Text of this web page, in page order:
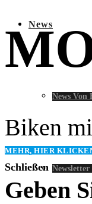
News
News Von
Newsletter
Biken
MEHR, HIER
Schließen
Geben